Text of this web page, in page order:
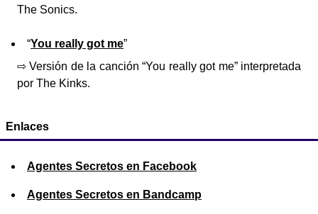
The Sonics.
“You really got me”
⇨ Versión de la canción “You really got me” interpretada
por The Kinks.
Enlaces
Agentes Secretos en Facebook
Agentes Secretos en Bandcamp